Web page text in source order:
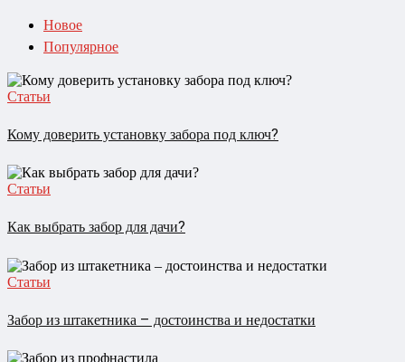
Новое
Популярное
Статьи
Кому доверить установку забора под ключ?
Статьи
Как выбрать забор для дачи?
Статьи
Забор из штакетника – достоинства и недостатки